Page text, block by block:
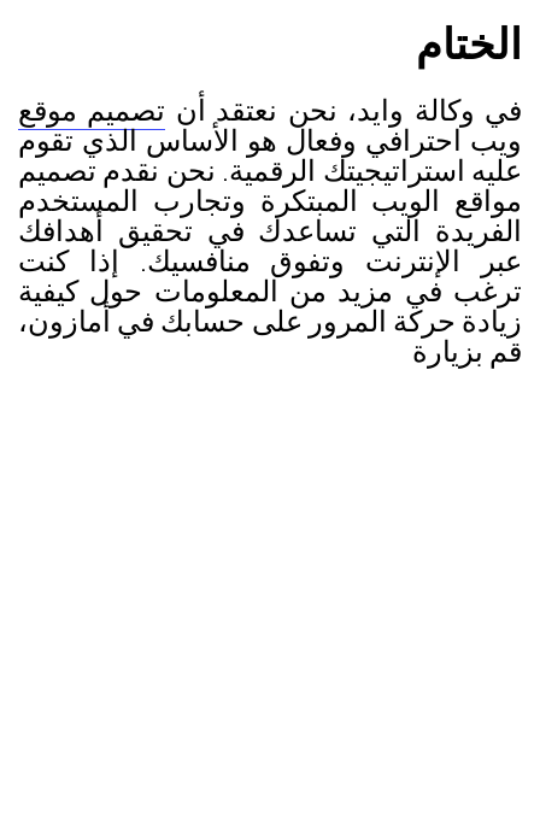
الختام
في وكالة وايد، نحن نعتقد أن تصميم موقع
ويب احترافي وفعال هو الأساس الذي تقوم
عليه استراتيجيتك الرقمية. نحن نقدم تصميم
مواقع الويب المبتكرة وتجارب المستخدم
الفريدة التي تساعدك في تحقيق أهدافك
عبر الإنترنت وتفوق منافسيك. إذا كنت
ترغب في مزيد من المعلومات حول كيفية
زيادة حركة المرور على حسابك في أمازون،
قم بزيارة